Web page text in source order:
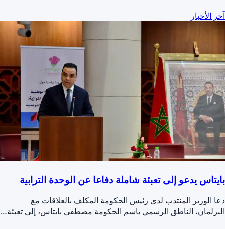
آخر الأخبار
بايتاس يدعو إلى تعبئة شاملة دفاعا عن الوحدة الترابية
دعا الوزير المنتدب لدى رئيس الحكومة المكلف بالعلاقات مع
البرلمان، الناطق الرسمي باسم الحكومة مصطفى بايتاس، إلى تعبئة…